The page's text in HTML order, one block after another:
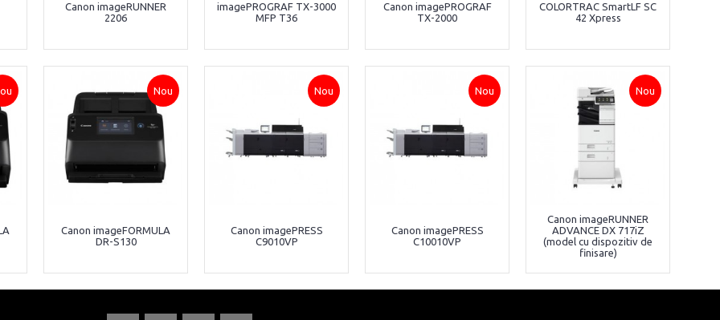
Canon imageRUNNER
2206
imagePROGRAF TX-3000
MFP T36
Canon imagePROGRAF
TX-2000
COLORTRAC SmartLF SC
42 Xpress
Nou
Canon imageFORMULA
DR-S130
Nou
Canon imagePRESS
C9010VP
Nou
Canon imagePRESS
C10010VP
Nou
Canon imageRUNNER
ADVANCE DX 717iZ
(model cu dispozitiv de
finisare)